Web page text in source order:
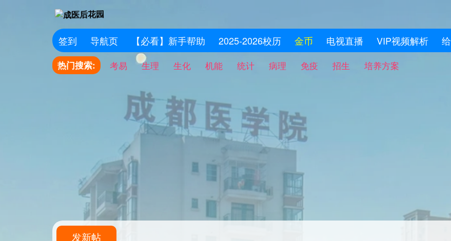
签到 导航页 【必看】新手帮助 2025-2026校历 金币 电视直播 VIP视频解析
热门搜索: 考易 生理 生化 机能 统计 病理 免疫 招生 培养方案
发新帖